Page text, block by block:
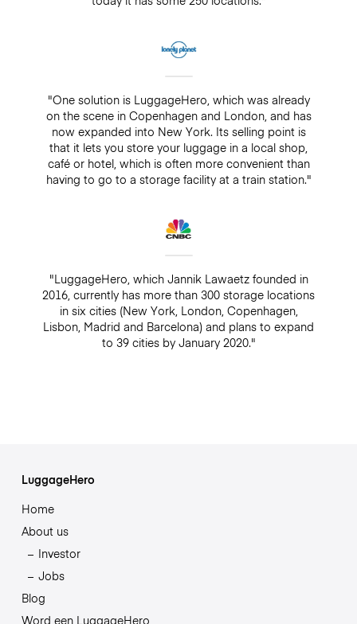
"One solution is LuggageHero, which was already
on the scene in Copenhagen and London, and has
now expanded into New York. Its selling point is
that it lets you store your luggage in a local shop,
café or hotel, which is often more convenient than
having to go to a storage facility at a train station."
"LuggageHero, which Jannik Lawaetz founded in
2016, currently has more than 300 storage locations
in six cities (New York, London, Copenhagen,
Lisbon, Madrid and Barcelona) and plans to expand
to 39 cities by January 2020."
LuggageHero
Home
About us
Investor
Jobs
Blog
Word een LuggageHero